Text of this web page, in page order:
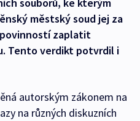
souborů, ke kterým
městský soud jej za
zaplatit
Tento verdikt potvrdil i
autorským zákonem na
na různých diskuzních